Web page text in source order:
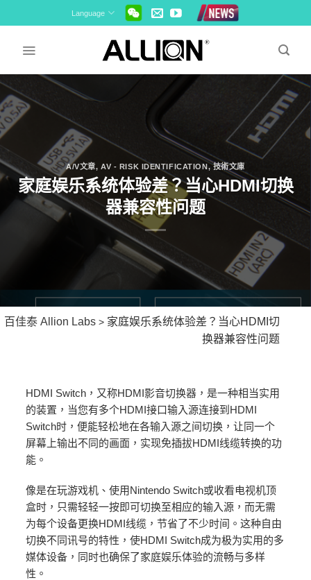
to
Language
A/V文章,AV - RISK IDENTIFICATION ,技術文庫
家庭娱乐系统体验差？当心HDMI切换
器兼容性问题
百佳泰 Allion Labs > 家庭娱乐系统体验差？当心HDMI切
换器兼容性问题
HDMI Switch，又称HDMI影音切换器，是一种相当实用
的装置，当您有多个HDMI接口输入源连接到HDMI
Switch时，便能轻松地在各输入源之间切换，让同一个
屏幕上输出不同的画面，实现免插拔HDMI线缆转换的功
能。
像是在玩游戏机、使用Nintendo Switch或收看电视机顶
盒时，只需轻轻一按即可切换至相应的输入源，而无需
为每个设备更换HDMI线缆，节省了不少时间。这种自由
切换不同讯号的特性，使HDMI Switch成为极为实用的多
媒体设备，同时也确保了家庭娱乐体验的流畅与多样
性。